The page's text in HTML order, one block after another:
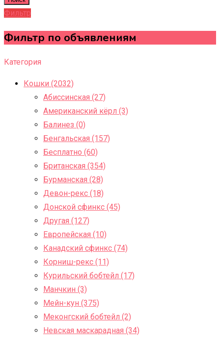
Фильтр
Фильтр по объявлениям
Категория
Кошки (2032)
Абиссинская (27)
Американский кёрл (3)
Балинез (0)
Бенгальская (157)
Бесплатно (60)
Британская (354)
Бурманская (28)
Девон-рекс (18)
Донской сфинкс (45)
Другая (127)
Европейская (10)
Канадский сфинкс (74)
Корниш-рекс (11)
Курильский бобтейл (17)
Манчкин (3)
Мейн-кун (375)
Меконгский бобтейл (2)
Невская маскарадная (34)